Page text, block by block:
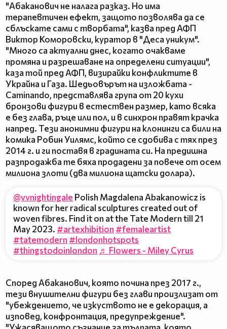
"Абаканович не налага разказ. Но има
терапевтичен ефект, защото позволява да се
сблъскате сами с творбата", казва пред АФП
Виктор Коморовски, куратор в "Деса уникум".
"Много са актуални днес, когато очакваме
промяна и разрешаване на определени ситуации",
каза той пред АФП, визирайки конфликтите в
Украйна и Газа. Шедьовърът на изложбата -
Caminando, представлява група от 20 кухи
бронзови фигури в естествен размер, като всяка
е без глава, ръце или пол, и в синхрон правят крачка
напред. Тези анонимни фигури на клонинги са били на
комика Робин Уилямс, който се сдобива с тях през
2014 г. и ги поставя в градината си. На предишна
разпродажба те бяха продадени за повече от осем
милиона злоти (два милиона щатски долара).
@vvnightingale Polish Magdalena Abakanowicz is
known for her radical sculptures created out of
woven fibres. Find it on at the Tate Modern till 21
May 2023. #artexhibition #femaleartist
#tatemodern #londonhotspots
#thingstodoinlondon ♬ Flowers - Miley Cyrus
Според Абаканович, която почина през 2017 г.,
тези внушителни фигури без глави произлизат от
"убеждението, че изкуството не е декорация, а
изповед, конфронтация, предупреждение".